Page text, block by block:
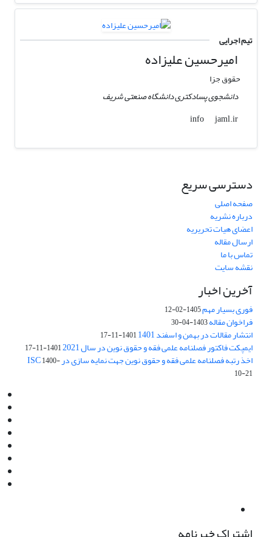
تیم اجرایی
امیرحسین علیزاده
حقوق جزا
دانشجوی پسادکتری دانشگاه صنعتی شریف
info
jaml.ir
دسترسی سریع
صفحه اصلی
درباره نشریه
اعضای هیات تحریریه
ارسال مقاله
تماس با ما
نقشه سایت
آخرین اخبار
فوری بسیار مهم1405-02-12
فراخوان مقاله1403-04-30
انتشار مقالات در بهمن و اسفند 1401 1401-11-17
ایمپکت فاکتور فصلنامه علمی فقه و حقوق نوین در سال 2021 1401-11-17
اخذ رتبه فصلنامه علمی فقه و حقوق نوین جهت نمایه سازی در ISC1400-
10-21